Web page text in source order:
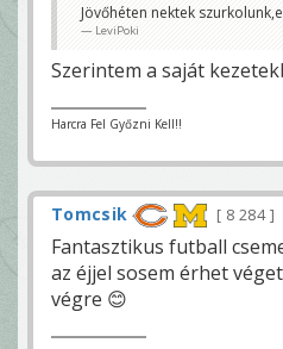
Jövőhéten nektek
LeviPoki
Szerintem a saját
Harcra Fel Győzni Kell!!
Tomcsik 8 284
Fantasztikus futball
az éjjel sosem érhet
végre 😊